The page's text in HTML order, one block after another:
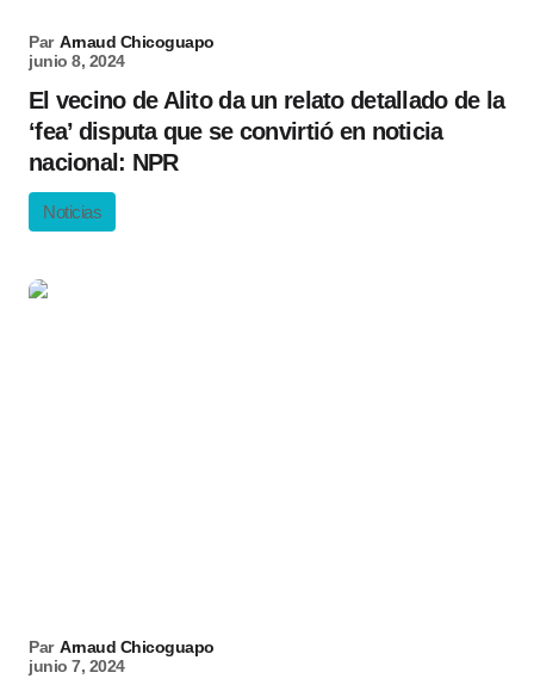
Par Arnaud Chicoguapo
junio 8, 2024
El vecino de Alito da un relato detallado de la
‘fea’ disputa que se convirtió en noticia
nacional: NPR
Noticias
Par Arnaud Chicoguapo
junio 7, 2024